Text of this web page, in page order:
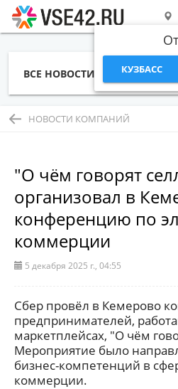
КУЗБАСС
ВСЕ НОВОСТИ СТАТЬИ
НОВОСТИ КОМПАНИЙ
"О чём говорят
организовал в
конференцию по
коммерции
5 декабря 2025 г., 04:55
Сбер провёл в Кемерово
предпринимателей,
маркетплейсах, "О чём
Мероприятие было
бизнес-компетенций в
коммерции.